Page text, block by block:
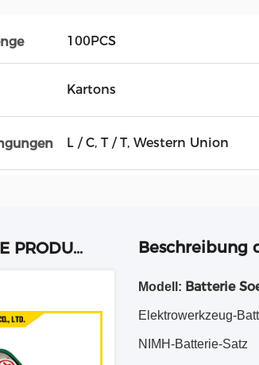
100PCS
Kartons
L / C, T / T, Western Union
VERWANDTE PRODUKTE Beschreibung
Modell: Batterie
Elektrowerkzeug-
NIMH-Batterie-Satz